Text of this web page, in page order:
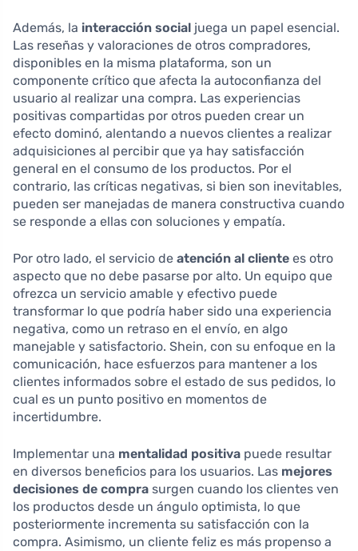
Además, la interacción social juega un papel esencial.
Las reseñas y valoraciones de otros compradores,
disponibles en la misma plataforma, son un
componente crítico que afecta la autoconfianza del
usuario al realizar una compra. Las experiencias
positivas compartidas por otros pueden crear un
efecto dominó, alentando a nuevos clientes a realizar
adquisiciones al percibir que ya hay satisfacción
general en el consumo de los productos. Por el
contrario, las críticas negativas, si bien son inevitables,
pueden ser manejadas de manera constructiva cuando
se responde a ellas con soluciones y empatía.
Por otro lado, el servicio de atención al cliente es otro
aspecto que no debe pasarse por alto. Un equipo que
ofrezca un servicio amable y efectivo puede
transformar lo que podría haber sido una experiencia
negativa, como un retraso en el envío, en algo
manejable y satisfactorio. Shein, con su enfoque en la
comunicación, hace esfuerzos para mantener a los
clientes informados sobre el estado de sus pedidos, lo
cual es un punto positivo en momentos de
incertidumbre.
Implementar una mentalidad positiva puede resultar
en diversos beneficios para los usuarios. Las mejores
decisiones de compra surgen cuando los clientes ven
los productos desde un ángulo optimista, lo que
posteriormente incrementa su satisfacción con la
compra. Asimismo, un cliente feliz es más propenso a